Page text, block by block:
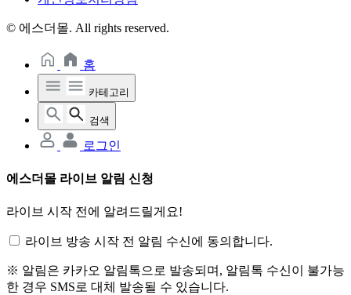
© 에스더몰. All rights reserved.
홈
카테고리
검색
로그인
에스더몰 라이브 알림 신청
라이브 시작 전에 알려드릴게요!
라이브 방송 시작 전 알림 수신에 동의합니다.
※ 알림은 카카오 알림톡으로 발송되며, 알림톡 수신이 불가능
한 경우 SMS로 대체 발송될 수 있습니다.